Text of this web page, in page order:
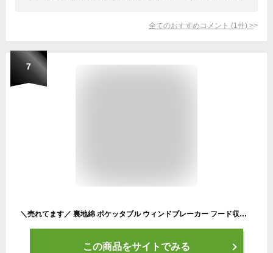
全てのおすすめコメント (1 件) >
7
＼売れてます／ 裏地綿 ポケッタブル ウィンドブレーカー フード収納可 ◆ 80-130 ◆ ◇ 男女兼用 秋 冬 春 男の子 女の子 通園 通学 子ども 子供 服 子供服 保育園 幼稚園 パーカー ジャンパー おしゃれ 無地 柄 上着 ベルメゾン
この商品をサイトでみる